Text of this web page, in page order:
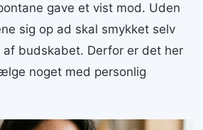
gave et vist mod. Uden
sig op ad skal smykket selv
budskabet. Derfor er det her
noget med personlig